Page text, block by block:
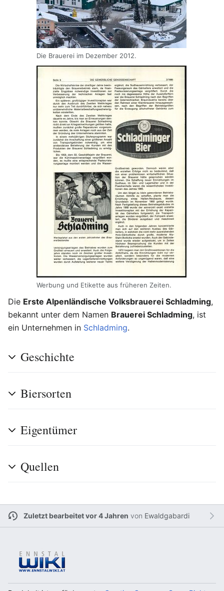
Die Brauerei im Dezember 2012.
Werbung und Etikette aus früheren Zeiten.
Die Erste Alpenländische Volksbrauerei Schladming,
bekannt unter dem Namen Brauerei Schladming, ist
ein Unternehmen in Schladming.
Geschichte
Biersorten
Eigentümer
Quellen
Zuletzt bearbeitet vor 4 Jahren von Ewaldgabardi